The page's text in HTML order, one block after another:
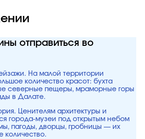
отправиться во
На малой территории
количество красот: бухта
северные пещеры, мраморные горы
в Далате.
Ценителям архитектуры и
города-музеи под открытым небом
пагоды, дворцы, гробницы — их
количество.